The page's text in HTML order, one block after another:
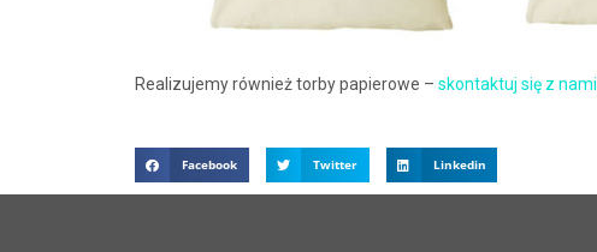
Realizujemy również torby papierowe – skontaktuj się z nami
Facebook Twitter Linkedin